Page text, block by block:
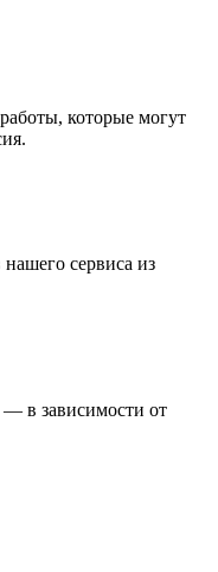
которые могут
нашего сервиса из
— в зависимости от